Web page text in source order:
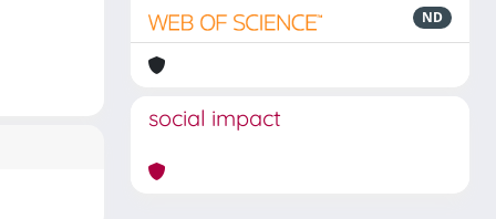
ND
social impact